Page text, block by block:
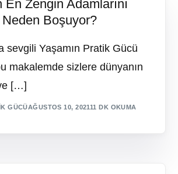
En Zengin Adamlarını
Neden Boşuyor?
Yaşamın Pratik Gücü
makalemde sizlere dünyanın
[…]
GÜCÜAĞUSTOS 10, 202111 DK OKUMA